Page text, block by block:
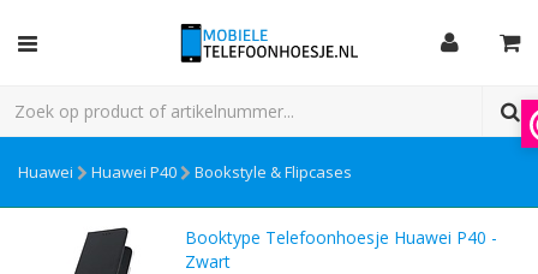
Huawei Huawei P40 Bookstyle & Flipcases
Booktype Telefoonhoesje Huawei P40 -
Zwart